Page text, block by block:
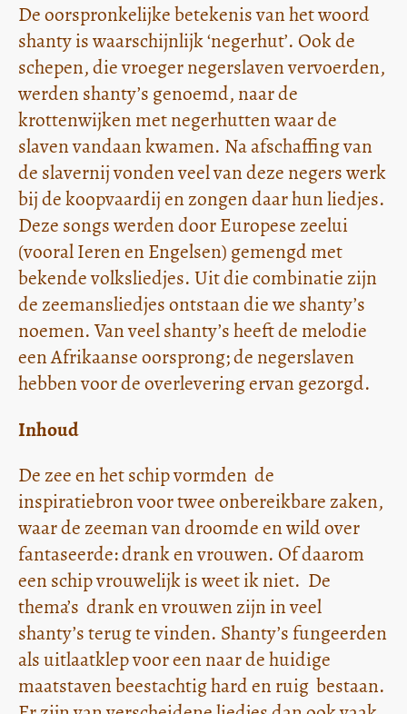
De oorspronkelijke betekenis van het woord
shanty is waarschijnlijk ‘negerhut’. Ook de
schepen, die vroeger negerslaven vervoerden,
werden shanty’s genoemd, naar de
krottenwijken met negerhutten waar de
slaven vandaan kwamen. Na afschaffing van
de slavernij vonden veel van deze negers werk
bij de koopvaardij en zongen daar hun liedjes.
Deze songs werden door Europese zeelui
(vooral Ieren en Engelsen) gemengd met
bekende volksliedjes. Uit die combinatie zijn
de zeemansliedjes ontstaan die we shanty’s
noemen. Van veel shanty’s heeft de melodie
een Afrikaanse oorsprong; de negerslaven
hebben voor de overlevering ervan gezorgd.
Inhoud
De zee en het schip vormden de
inspiratiebron voor twee onbereikbare zaken,
waar de zeeman van droomde en wild over
fantaseerde: drank en vrouwen. Of daarom
een schip vrouwelijk is weet ik niet. De
thema’s drank en vrouwen zijn in veel
shanty’s terug te vinden. Shanty’s fungeerden
als uitlaatklep voor een naar de huidige
maatstaven beestachtig hard en ruig bestaan.